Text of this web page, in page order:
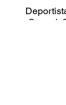
Sensei.